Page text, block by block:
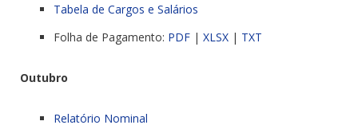
Tabela de Cargos e Salários
Folha de Pagamento: PDF | XLSX | TXT
Outubro
Relatório Nominal